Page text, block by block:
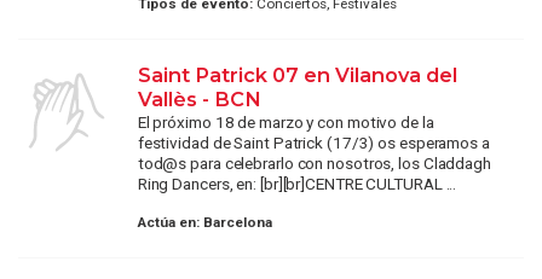
Tipos de evento:Conciertos, Festivales
Saint Patrick 07 en Vilanova del
Vallès - BCN
El próximo 18 de marzo y con motivo de la
festividad de Saint Patrick (17/3) os esperamos a
tod@s para celebrarlo con nosotros, los Claddagh
Ring Dancers, en: [br][br]CENTRE CULTURAL ...
Actúa en: Barcelona